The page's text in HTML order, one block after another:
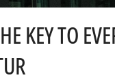
KEY TO